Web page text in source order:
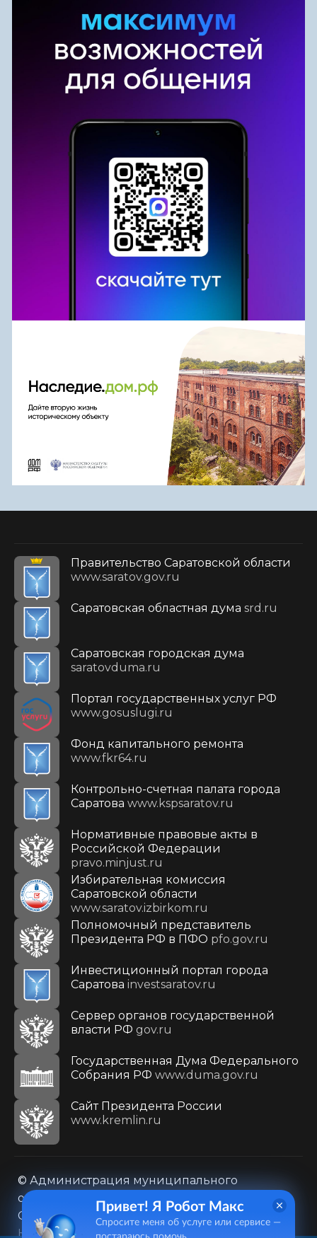
Правительство Саратовской области
www.saratov.gov.ru
Саратовская областная дума srd.ru
Саратовская городская дума
saratovduma.ru
Портал государственных услуг РФ
www.gosuslugi.ru
Фонд капитального ремонта
www.fkr64.ru
Контрольно-счетная палата города
Саратова www.kspsaratov.ru
Нормативные правовые акты в
Российской Федерации
pravo.minjust.ru
Избирательная комиссия
Саратовской области
www.saratov.izbirkom.ru
Полномочный представитель
Президента РФ в ПФО pfo.gov.ru
Инвестиционный портал города
Саратова investsaratov.ru
Сервер органов государственной
власти РФ gov.ru
Государственная Дума Федерального
Собрания РФ www.duma.gov.ru
Cайт Президента России
www.kremlin.ru
© Администрация муниципального
образования городского округа «Город
Саратов»
Контакты
Карта сайта
Привет! Я Робот Макс
Спросите меня об услуге или сервисе —